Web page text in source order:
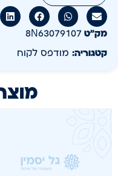
מק״ט 8N63079107
קטגוריה: מודפס לקוח